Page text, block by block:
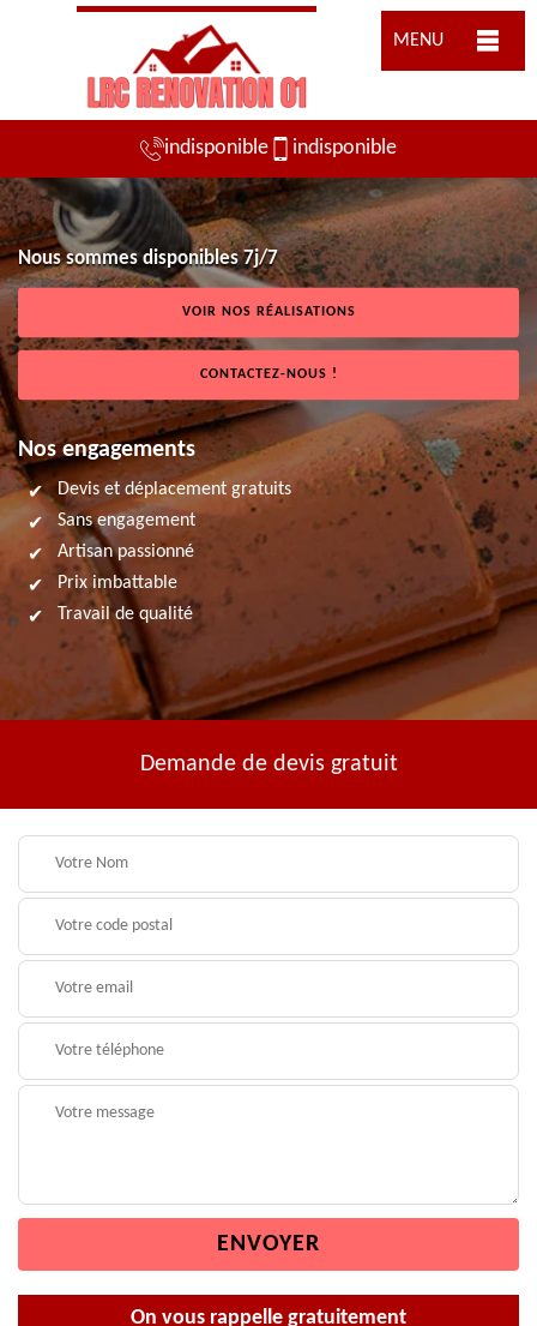
MENU
indisponible indisponible
Nous sommes disponibles 7j/7
VOIR NOS RÉALISATIONS
CONTACTEZ-NOUS !
Nos engagements
Devis et déplacement gratuits
Sans engagement
Artisan passionné
Prix imbattable
Travail de qualité
Demande de devis gratuit
On vous rappelle gratuitement